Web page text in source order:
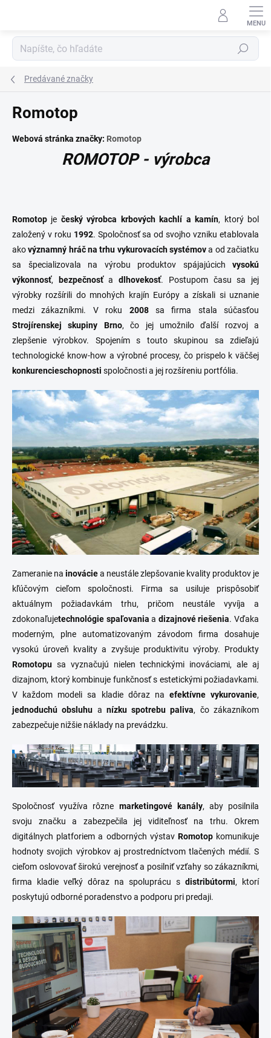
Hľadať
Predávané značky
Romotop
Webová stránka značky: Romotop
ROMOTOP - výrobca
Romotop je český výrobca krbových kachlí a kamín, ktorý bol
založený v roku 1992. Spoločnosť sa od svojho vzniku etablovala
akovýznamný hráč na trhu vykurovacích systémova od začiatku
sa špecializovala na výrobu produktov spájajúcich vysokú
výkonnosť, bezpečnosťadlhovekosť. Postupom času sa jej
výrobky rozšírili do mnohých krajín Európy a získali si uznanie
medzi zákazníkmi. V roku 2008sa firma stala súčasťou
Strojírenskej skupiny Brno, čo jej umožnilo ďalší rozvoj a
zlepšenie výrobkov. Spojením s touto skupinou sa zdieľajú
technologické know-how a výrobné procesy, čo prispelo k väčšej
konkurencieschopnosti spoločnosti a jej rozšíreniu portfólia.
Zameranie na inováciea neustále zlepšovanie kvality produktov je
kľúčovým cieľom spoločnosti. Firma sa usiluje prispôsobiť
aktuálnym požiadavkám trhu, pričom neustále vyvíja a
zdokonaľujetechnológie spaľovania a dizajnové riešenia. Vďaka
moderným, plne automatizovaným závodom firma dosahuje
vysokú úroveň kvality a zvyšuje produktivitu výroby. Produkty
Romotopu sa vyznačujú nielen technickými inováciami, ale aj
dizajnom, ktorý kombinuje funkčnosť s estetickými požiadavkami.
V každom modeli sa kladie dôraz na efektívne vykurovanie,
jednoduchú obsluhu a nízku spotrebu paliva, čo zákazníkom
zabezpečuje nižšie náklady na prevádzku.
Spoločnosť využíva rôzne marketingové kanály, aby posilnila
svoju značku a zabezpečila jej viditeľnosť na trhu. Okrem
digitálnych platforiem a odborných výstav Romotopkomunikuje
hodnoty svojich výrobkov aj prostredníctvom tlačených médií. S
cieľom oslovovať širokú verejnosť a posilniť vzťahy so zákazníkmi,
firma kladie veľký dôraz na spoluprácu s distribútormi, ktorí
poskytujú odborné poradenstvo a podporu pri predaji.